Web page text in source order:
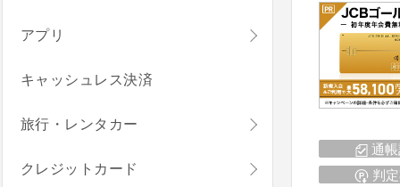
通
判
アプリ
キャッシュレス決済
旅行・レンタカー
クレジットカード